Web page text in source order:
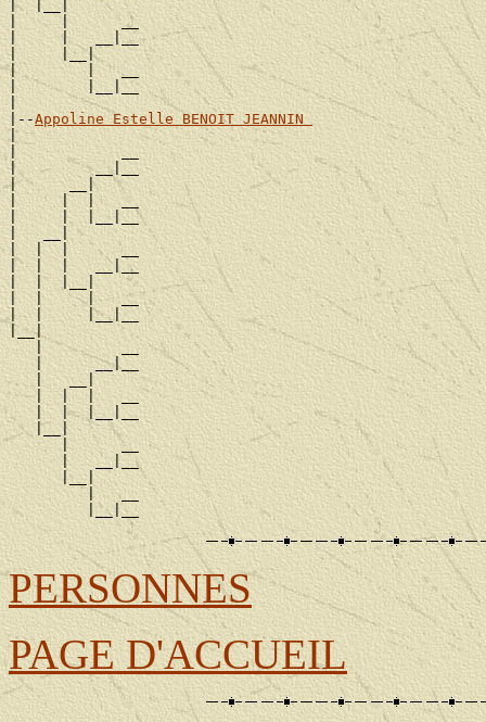
|  |__|
|     |      __
|     |   __|__
|     |__|
|        |   __
|        |__|__
|
|--Appoline Estelle BENOIT JEANNIN
|
|            __
|         __|__
|      __|
|     |  |   __
|     |  |__|__
|   __|
|  |  |      __
|  |  |   __|__
|  |  |__|
|  |     |   __
|  |     |__|__
|__|
   |         __
   |      __|__
   |   __|
   |  |  |   __
   |  |  |__|__
   |__|
      |      __
      |   __|__
      |__|
         |   __
PERSONNES
PAGE D'ACCUEIL